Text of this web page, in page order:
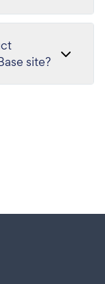
ShopBase site?